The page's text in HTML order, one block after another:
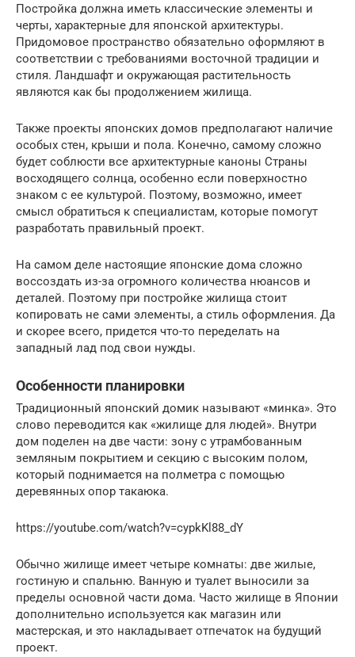
Постройка должна иметь классические элементы и
черты, характерные для японской архитектуры.
Придомовое пространство обязательно оформляют в
соответствии с требованиями восточной традиции и
стиля. Ландшафт и окружающая растительность
являются как бы продолжением жилища.
Также проекты японских домов предполагают наличие
особых стен, крыши и пола. Конечно, самому сложно
будет соблюсти все архитектурные каноны Страны
восходящего солнца, особенно если поверхностно
знаком с ее культурой. Поэтому, возможно, имеет
смысл обратиться к специалистам, которые помогут
разработать правильный проект.
На самом деле настоящие японские дома сложно
воссоздать из-за огромного количества нюансов и
деталей. Поэтому при постройке жилища стоит
копировать не сами элементы, а стиль оформления. Да
и скорее всего, придется что-то переделать на
западный лад под свои нужды.
Особенности планировки
Традиционный японский домик называют «минка». Это
слово переводится как «жилище для людей». Внутри
дом поделен на две части: зону с утрамбованным
земляным покрытием и секцию с высоким полом,
который поднимается на полметра с помощью
деревянных опор такаюка.
https://youtube.com/watch?v=cypkKl88_dY
Обычно жилище имеет четыре комнаты: две жилые,
гостиную и спальню. Ванную и туалет выносили за
пределы основной части дома. Часто жилище в Японии
дополнительно используется как магазин или
мастерская, и это накладывает отпечаток на будущий
проект.